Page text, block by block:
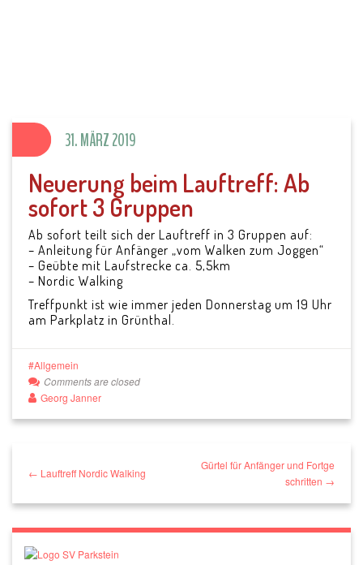
Neuerung beim Lauftreff: Ab
sofort 3 Gruppen
Ab sofort teilt sich der Lauftreff in 3 Gruppen auf:
– Anleitung für Anfänger „vom Walken zum Joggen“
– Geübte mit Laufstrecke ca. 5,5km
– Nordic Walking
Treffpunkt ist wie immer jeden Donnerstag um 19 Uhr
am Parkplatz in Grünthal.
31. MÄRZ 2019
Allgemein
Comments are closed
Georg Janner
← Lauftreff Nordic Walking
Gürtel für Anfänger und Fortge
schritten →